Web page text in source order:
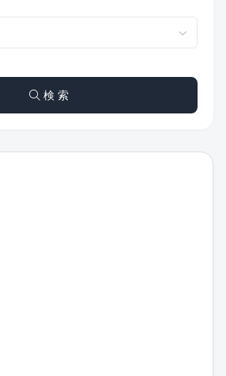
検 索